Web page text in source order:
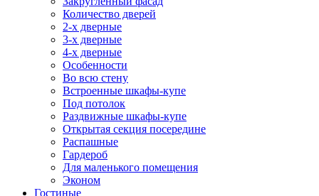
Количество дверей
2-х дверные
3-х дверные
4-х дверные
Особенности
Во всю стену
Встроенные шкафы-купе
Под потолок
Раздвижные шкафы-купе
Открытая секция посередине
Распашные
Гардероб
Для маленького помещения
Эконом
Гостиные